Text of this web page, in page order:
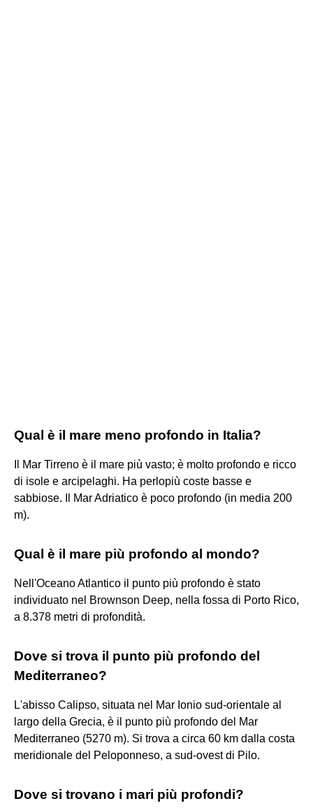
Qual è il mare meno profondo in Italia?
Il Mar Tirreno è il mare più vasto; è molto profondo e ricco
di isole e arcipelaghi. Ha perlopiù coste basse e
sabbiose. Il Mar Adriatico è poco profondo (in media 200
m).
Qual è il mare più profondo al mondo?
Nell'Oceano Atlantico il punto più profondo è stato
individuato nel Brownson Deep, nella fossa di Porto Rico,
a 8.378 metri di profondità.
Dove si trova il punto più profondo del
Mediterraneo?
L'abisso Calipso, situata nel Mar Ionio sud-orientale al
largo della Grecia, è il punto più profondo del Mar
Mediterraneo (5270 m). Si trova a circa 60 km dalla costa
meridionale del Peloponneso, a sud-ovest di Pilo.
Dove si trovano i mari più profondi?